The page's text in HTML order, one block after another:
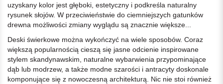
uzyskany kolor jest głęboki, estetyczny i podkreśla naturalny
rysunek słojów. W przeciwieństwie do ciemniejszych gatunków
drewna możliwości zmiany wyglądu są znacznie większe...
Deski świerkowe można wykończyć na wiele sposobów. Coraz
większą popularnością cieszą się jasne odcienie inspirowane
stylem skandynawskim, naturalne wybarwienia przypominające
dąb lub modrzew, a także modne szarości i antracyty doskonale
komponujące się z nowoczesną architekturą. Nic nie stoi również